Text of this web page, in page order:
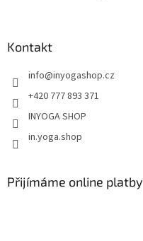
Kontakt
info@inyogashop.cz
+420 777 893 371
INYOGA SHOP
in.yoga.shop
Přijímáme online platby